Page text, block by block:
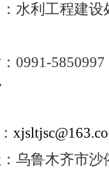
水利工程建设
0991-
乌鲁木齐市沙